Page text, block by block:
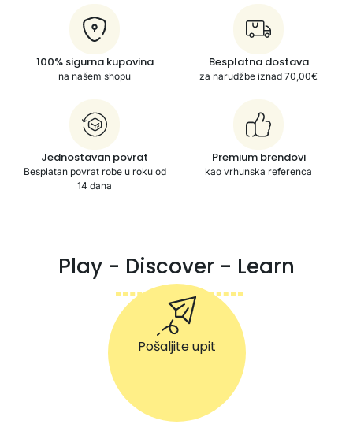
100% sigurna kupovina
na našem shopu
Besplatna dostava
za narudžbe iznad 70,00€
Jednostavan povrat
Besplatan povrat robe u roku od
14 dana
Premium brendovi
kao vrhunska referenca
Play - Discover - Learn
Pošaljite upit